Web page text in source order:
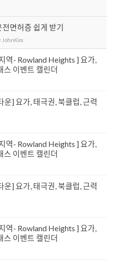
면허증 쉽게 받기
JohnKim
역- Rowland Heights ] 요가,
스 이벤트 캘린더
] 요가, 태극권, 북클럽, 근력
역- Rowland Heights ] 요가,
스 이벤트 캘린더
] 요가, 태극권, 북클럽, 근력
역- Rowland Heights ] 요가,
스 이벤트 캘린더